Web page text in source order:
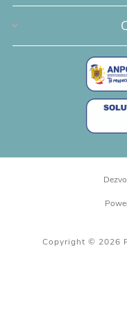
Copyright © 2026